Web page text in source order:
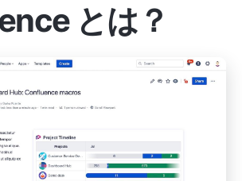
とは？